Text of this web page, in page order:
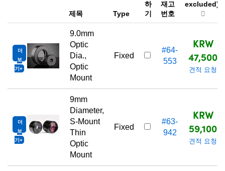
제목 Type
하
기
재고
번호
excluded)
더
보
기
9.0mm
Optic
Dia.,
Optic
Mount
Fixed
#64-
553
KRW
47,500
견적 요청
더
보
기
9mm
Diameter,
S-Mount
Thin
Optic
Mount
Fixed
#63-
942
KRW
59,100
견적 요청